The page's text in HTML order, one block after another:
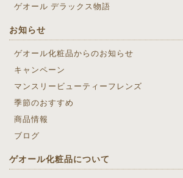
ゲオール デラックス物語
お知らせ
ゲオール化粧品からのお知らせ
キャンペーン
マンスリービューティーフレンズ
季節のおすすめ
商品情報
ブログ
ゲオール化粧品について